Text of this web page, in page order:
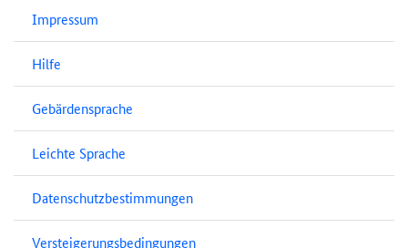
Impressum
Hilfe
Gebärdensprache
Leichte Sprache
Datenschutzbestimmungen
Versteigerungsbedingungen